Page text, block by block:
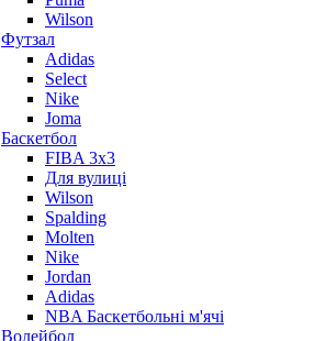
Wilson
Футзал
Adidas
Select
Nike
Joma
Баскетбол
FIBA 3x3
Для вулиці
Wilson
Spalding
Molten
Nike
Jordan
Adidas
NBA Баскетбольні м'ячі
Волейбол